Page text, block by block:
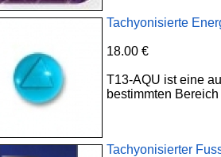
Tachyonisierte
18.00 €
T13-AQU ist eine
bestimmten
Tachyonisierter